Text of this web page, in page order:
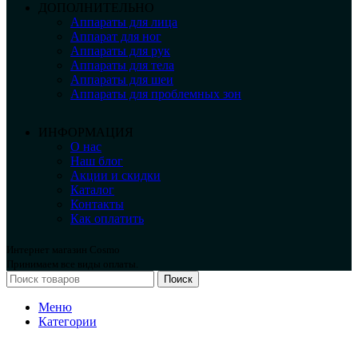
ДОПОЛНИТЕЛЬНО
Аппараты для лица
Аппарат для ног
Аппараты для рук
Аппараты для тела
Аппараты для шеи
Аппараты для проблемных зон
ИНФОРМАЦИЯ
О нас
Наш блог
Акции и скидки
Каталог
Контакты
Как оплатить
Интернет магазин Cosmo
Принимаем все виды оплаты.
Поиск
Меню
Категории